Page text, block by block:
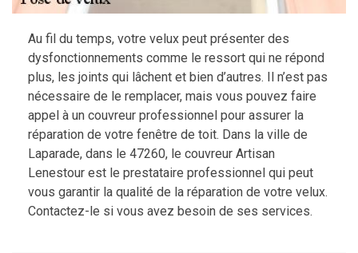
Au fil du temps, votre velux peut présenter des
dysfonctionnements comme le ressort qui ne répond
plus, les joints qui lâchent et bien d’autres. Il n’est pas
nécessaire de le remplacer, mais vous pouvez faire
appel à un couvreur professionnel pour assurer la
réparation de votre fenêtre de toit. Dans la ville de
Laparade, dans le 47260, le couvreur Artisan
Lenestour est le prestataire professionnel qui peut
vous garantir la qualité de la réparation de votre velux.
Contactez-le si vous avez besoin de ses services.